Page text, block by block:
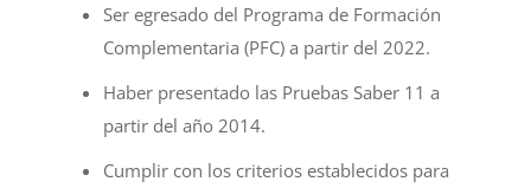
Ser egresado del Programa de Formación
Complementaria (PFC) a partir del 2022.
Haber presentado las Pruebas Saber 11 a
partir del año 2014.
Cumplir con los criterios establecidos para